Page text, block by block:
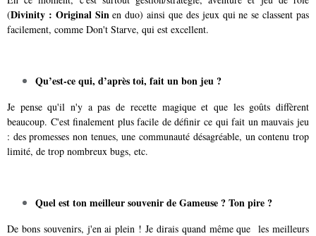
(Divinity : Original Sinen duo) ainsi que des jeux qui ne se classent pas
facilement, comme Don't Starve, qui est excellent.
Qu’est-ce qui, d’après toi, fait un bon jeu ?
Je pense qu'il n'y a pas de recette magique et que les goûts diffèrent
beaucoup. C'est finalement plus facile de définir ce qui fait un mauvais jeu
: des promesses non tenues, une communauté désagréable, un contenu trop
limité, de trop nombreux bugs, etc.
Quel est ton meilleur souvenir de Gameuse ? Ton pire ?
De bons souvenirs, j'en ai plein ! Je dirais quand même que les meilleurs